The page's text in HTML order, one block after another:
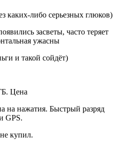
каких-либо серьезных глюков)
засветы, часто теряет
ужасны
и такой сойдёт)
Цена
на нажатия. Быстрый разряд
GPS.
купил.